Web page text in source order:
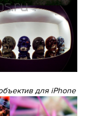
для iPhone